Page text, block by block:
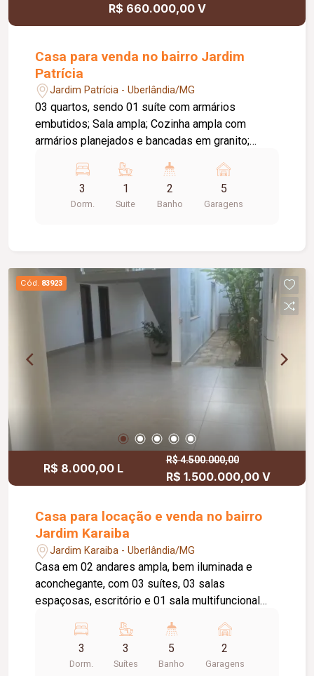
R$ 660.000,00 V
Casa para venda no bairro Jardim
Patrícia
Jardim Patrícia - Uberlândia/MG
03 quartos, sendo 01 suíte com armários
embutidos; Sala ampla; Cozinha ampla com
armários planejados e bancadas em granito;
churrasqueira; Aquecedor solar; Câmeras de
segurança;
3
Dorm.
1
Suite
2
Banho
5
Garagens
Cód. 83923
R$ 8.000,00 L
R$ 4.500.000,00
R$ 1.500.000,00 V
Casa para locação e venda no bairro
Jardim Karaiba
Jardim Karaiba - Uberlândia/MG
Casa em 02 andares ampla, bem iluminada e
aconchegante, com 03 suítes, 03 salas
espaçosas, escritório e 01 sala multifuncional
cozinha com armários, área de serviço, 05
banheiros. Na área externa, há um agradável
quintal com ofurô, criando um espaço perfeito
3
Dorm.
3
Suítes
5
Banho
2
Garagens